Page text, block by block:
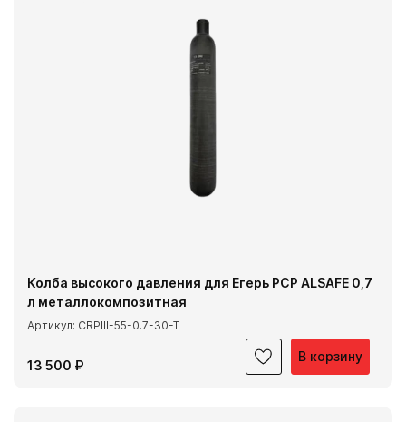
В корзину
Колба высокого давления для Егерь РСР ALSAFE 0,7
л металлокомпозитная
Артикул: CRPIII-55-0.7-30-T
13 500 ₽